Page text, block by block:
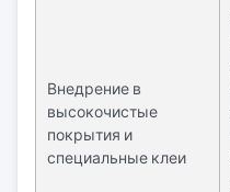
Внедрение в
высокочистые
покрытия и
специальные клеи